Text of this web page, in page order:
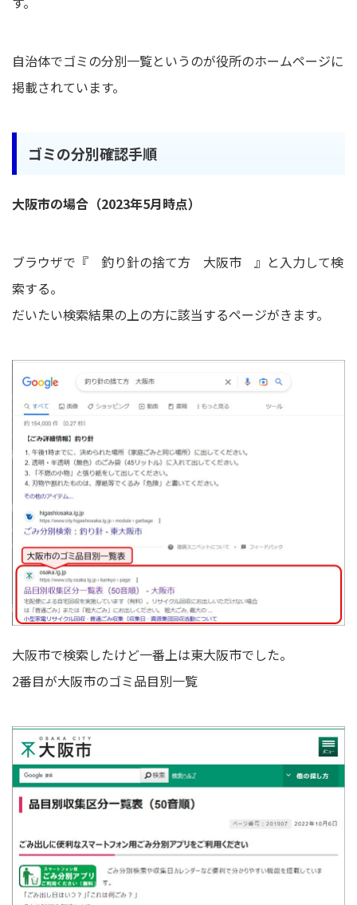
自治体でゴミの分別一覧というのが役所のホームページに
掲載されています。
ゴミの分別確認手順
大阪市の場合（2023年5月時点）
ブラウザで『 釣り針の捨て方 大阪市 』と入力して検
索する。
だいたい検索結果の上の方に該当するページがきます。
大阪市で検索したけど一番上は東大阪市でした。
2番目が大阪市のゴミ品目別一覧